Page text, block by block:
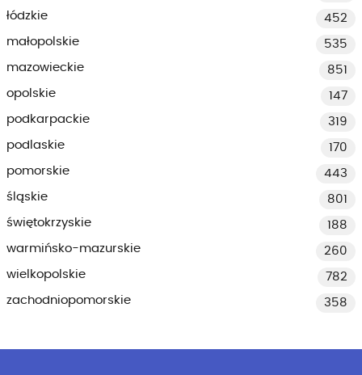
łódzkie
452
małopolskie
535
mazowieckie
851
opolskie
147
podkarpackie
319
podlaskie
170
pomorskie
443
śląskie
801
świętokrzyskie
188
warmińsko-mazurskie
260
wielkopolskie
782
zachodniopomorskie
358